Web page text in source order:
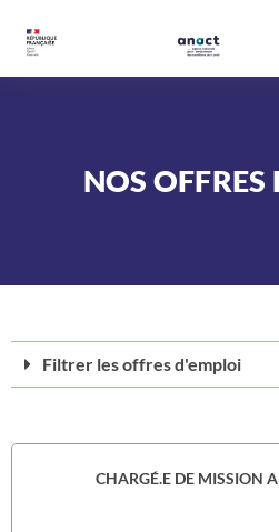
NOS OFFRES
Filtrer les offres d'emploi
CHARGÉ.E DE MISSION